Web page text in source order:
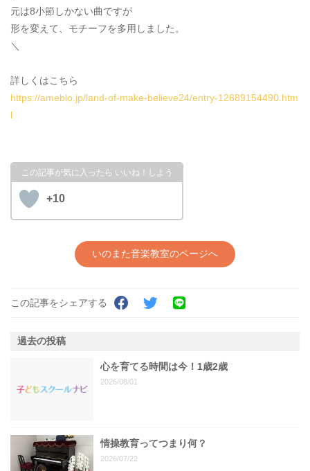
元は8小節しかない曲ですが
形を変えて、モチーフを多用しました。
＼
詳しくはこちら
https://ameblo.jp/land-of-make-believe24/entry-12689154490.htm
l
+10
いのまた音楽教室のページへ
この記事をシェアする
過去の投稿
心を育てる時間は今！1歳2歳
2026/08/01
情操教育ってつまり何？
2026/07/22